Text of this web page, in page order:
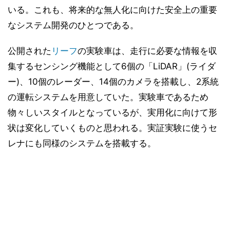
いる。これも、将来的な無人化に向けた安全上の重要
なシステム開発のひとつである。
公開された リーフの実験車は、走行に必要な情報を収
集するセンシング機能として6個の「LiDAR」(ライダ
ー)、10個のレーダー、14個のカメラを搭載し、2系統
の運転システムを用意していた。実験車であるため
物々しいスタイルとなっているが、実用化に向けて形
状は変化していくものと思われる。実証実験に使うセ
レナにも同様のシステムを搭載する。